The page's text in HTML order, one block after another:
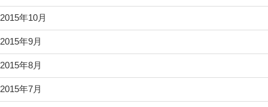
2015年10月
2015年9月
2015年8月
2015年7月